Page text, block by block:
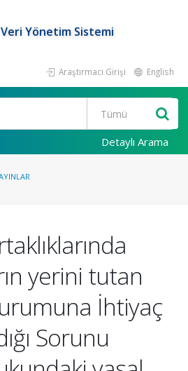
Yönetim Sistemi
Araştırmacı Girişi English
Detaylı Arama
yerini tutan
İhtiyaç
Sorunu